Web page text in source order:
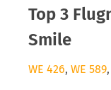
Top 3
Smile
WE 426, WE 589,